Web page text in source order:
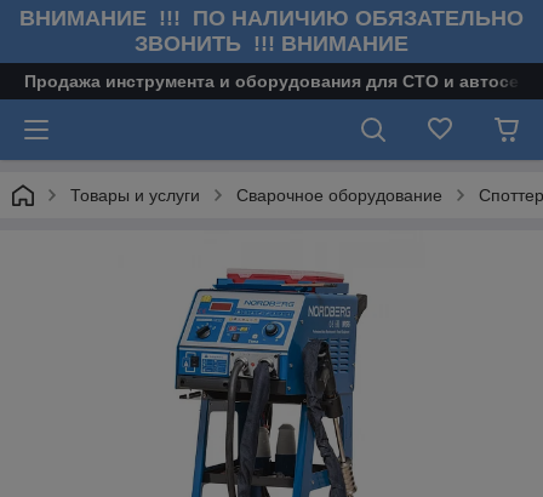
ВНИМАНИЕ !!! ПО НАЛИЧИЮ ОБЯЗАТЕЛЬНО
ЗВОНИТЬ !!! ВНИМАНИЕ
Продажа инструмента и оборудования для СТО и
Товары и услуги Сварочное оборудование